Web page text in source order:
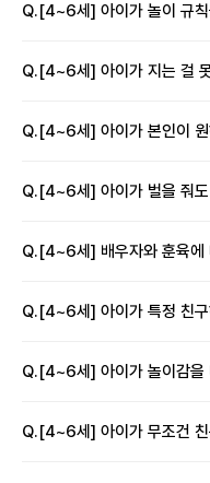
Q.[4~6세] 아이가 놀이 규
Q.[4~6세] 아이가 지는 걸
Q.[4~6세] 아이가 본인이
Q.[4~6세] 아이가 벌을 줘
Q.[4~6세] 배우자와 훈육에
Q.[4~6세] 아이가 특정 친
Q.[4~6세] 아이가 놀이감을
Q.[4~6세] 아이가 무조건